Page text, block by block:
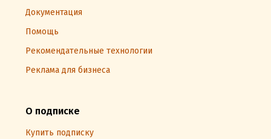
Документация
Помощь
Рекомендательные технологии
Реклама для бизнеса
О подписке
Купить подписку